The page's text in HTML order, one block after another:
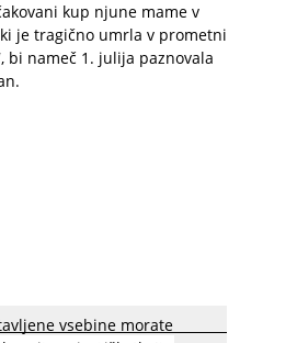
kup njune mame v
je tragično umrla v prometni
bi nameč 1. julija paznovala
vsebine morate